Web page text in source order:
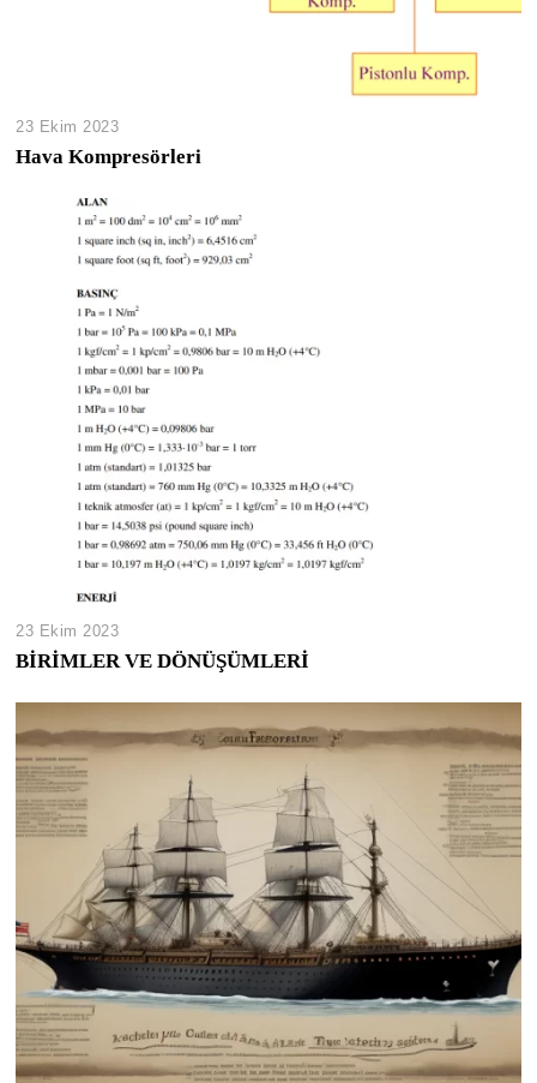
23 Ekim 2023
Hava Kompresörleri
23 Ekim 2023
BİRİMLER VE DÖNÜŞÜMLERİ